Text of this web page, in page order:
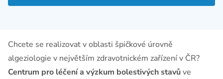
Chcete se realizovat v oblasti špičkové úrovně
algeziologie v největším zdravotnickém zařízení v ČR?
Centrum pro léčení a výzkum bolestivých stavůve